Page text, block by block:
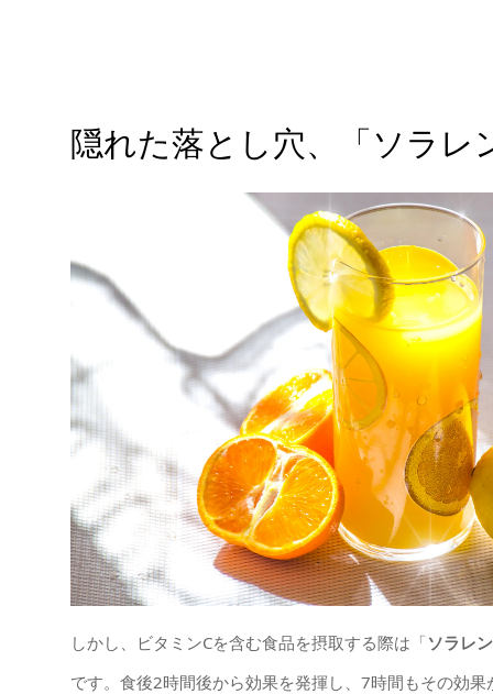
隠れた落とし穴、「ソラレ
しかし、ビタミンCを含む食品を摂取する際は「ソラレン
です。食後2時間後から効果を発揮し、7時間もその効